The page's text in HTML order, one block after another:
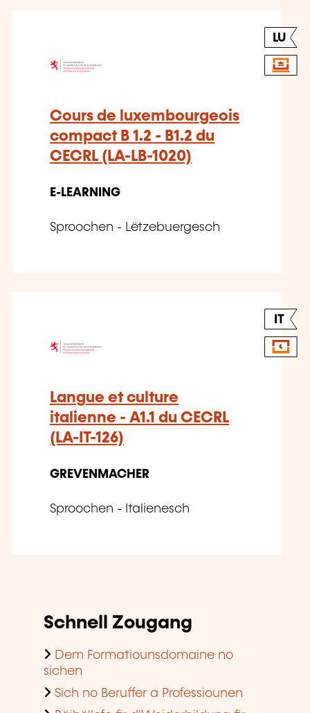
LU
Cours de luxembourgeois
compact B 1.2 - B1.2 du
CECRL (LA-LB-1020)
E-LEARNING
Sproochen - Lëtzebuergesch
IT
Langue et culture
italienne - A1.1 du CECRL
(LA-IT-126)
GREVENMACHER
Sproochen - Italienesch
Schnell Zougang
Dem Formatiounsdomaine no
sichen
Sich no Beruffer a Professiounen